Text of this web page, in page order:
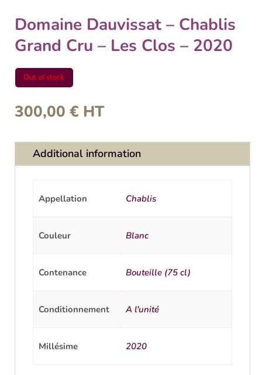
Domaine Dauvissat – Chablis
Grand Cru – Les Clos – 2020
Out of stock
300,00 € HT
Additional information
Appellation Chablis
Couleur Blanc
Contenance Bouteille (75 cl)
Conditionnement A l'unité
Millésime 2020